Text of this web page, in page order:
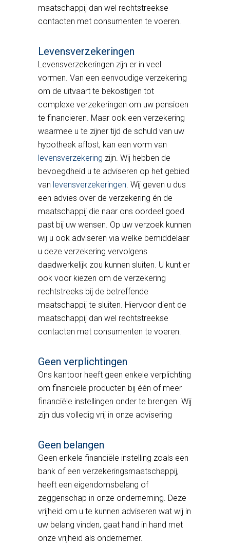
maatschappij dan wel rechtstreekse
contacten met consumenten te voeren.
Levensverzekeringen
Levensverzekeringen zijn er in veel
vormen. Van een eenvoudige verzekering
om de uitvaart te bekostigen tot
complexe verzekeringen om uw pensioen
te financieren. Maar ook een verzekering
waarmee u te zijner tijd de schuld van uw
hypotheek aflost, kan een vorm van
levensverzekering zijn. Wij hebben de
bevoegdheid u te adviseren op het gebied
van levensverzekeringen. Wij geven u dus
een advies over de verzekering én de
maatschappij die naar ons oordeel goed
past bij uw wensen. Op uw verzoek kunnen
wij u ook adviseren via welke bemiddelaar
u deze verzekering vervolgens
daadwerkelijk zou kunnen sluiten. U kunt er
ook voor kiezen om de verzekering
rechtstreeks bij de betreffende
maatschappij te sluiten. Hiervoor dient de
maatschappij dan wel rechtstreekse
contacten met consumenten te voeren.
Geen verplichtingen
Ons kantoor heeft geen enkele verplichting
om financiële producten bij één of meer
financiële instellingen onder te brengen. Wij
zijn dus volledig vrij in onze advisering
Geen belangen
Geen enkele financiële instelling zoals een
bank of een verzekeringsmaatschappij,
heeft een eigendomsbelang of
zeggenschap in onze onderneming. Deze
vrijheid om u te kunnen adviseren wat wij in
uw belang vinden, gaat hand in hand met
onze vrijheid als ondernemer.